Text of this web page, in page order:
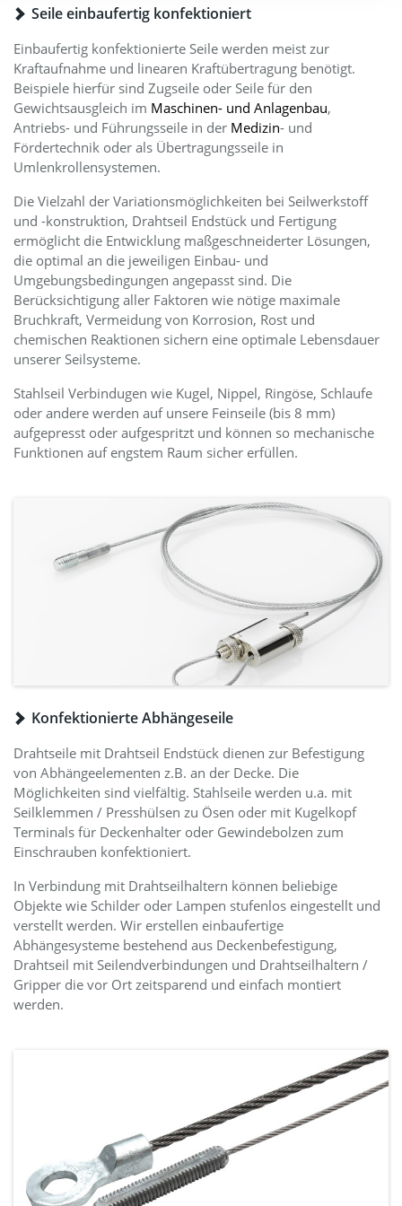
Seile einbaufertig konfektioniert
Einbaufertig konfektionierte Seile werden meist zur
Kraftaufnahme und linearen Kraftübertragung benötigt.
Beispiele hierfür sind Zugseile oder Seile für den
Gewichtsausgleich im Maschinen- und Anlagenbau,
Antriebs- und Führungsseile in der Medizin- und
Fördertechnik oder als Übertragungsseile in
Umlenkrollensystemen.
Die Vielzahl der Variationsmöglichkeiten bei Seilwerkstoff
und -konstruktion, Drahtseil Endstück und Fertigung
ermöglicht die Entwicklung maßgeschneiderter Lösungen,
die optimal an die jeweiligen Einbau- und
Umgebungsbedingungen angepasst sind. Die
Berücksichtigung aller Faktoren wie nötige maximale
Bruchkraft, Vermeidung von Korrosion, Rost und
chemischen Reaktionen sichern eine optimale Lebensdauer
unserer Seilsysteme.
Stahlseil Verbindugen wie Kugel, Nippel, Ringöse, Schlaufe
oder andere werden auf unsere Feinseile (bis 8 mm)
aufgepresst oder aufgespritzt und können so mechanische
Funktionen auf engstem Raum sicher erfüllen.
Konfektionierte Abhängeseile
Drahtseile mit Drahtseil Endstück dienen zur Befestigung
von Abhängeelementen z.B. an der Decke. Die
Möglichkeiten sind vielfältig. Stahlseile werden u.a. mit
Seilklemmen / Presshülsen zu Ösen oder mit Kugelkopf
Terminals für Deckenhalter oder Gewindebolzen zum
Einschrauben konfektioniert.
In Verbindung mit Drahtseilhaltern können beliebige
Objekte wie Schilder oder Lampen stufenlos eingestellt und
verstellt werden. Wir erstellen einbaufertige
Abhängesysteme bestehend aus Deckenbefestigung,
Drahtseil mit Seilendverbindungen und Drahtseilhaltern /
Gripper die vor Ort zeitsparend und einfach montiert
werden.